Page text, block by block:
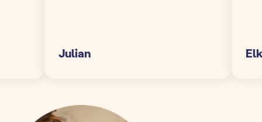
Julian Elke